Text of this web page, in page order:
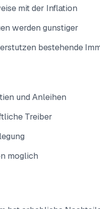
mit der Inflation
werden gunstiger
bestehende
und Anleihen
Treiber
moglich